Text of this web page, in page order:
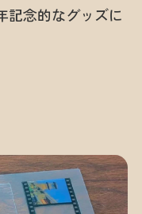
記念的なグッズに